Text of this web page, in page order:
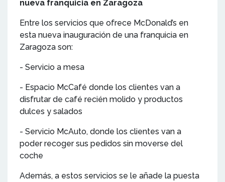
nueva franquicia en Zaragoza
Entre los servicios que ofrece McDonald’s en
esta nueva inauguración de una franquicia en
Zaragoza son:
- Servicio a mesa
- Espacio McCafé donde los clientes van a
disfrutar de café recién molido y productos
dulces y salados
- Servicio McAuto, donde los clientes van a
poder recoger sus pedidos sin moverse del
coche
Además, a estos servicios se le añade la puesta